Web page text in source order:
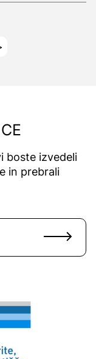
boste izvedeli
in prebrali